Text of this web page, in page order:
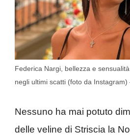
Federica Nargi, bellezza e
negli ultimi scatti (foto da Instagram)
Nessuno ha mai potuto
delle veline di Striscia la